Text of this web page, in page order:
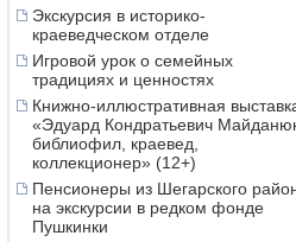
Экскурсия в историко-
краеведческом отделе
Игровой урок о семейных
традициях и ценностях
Книжно-иллюстративная
«Эдуард Кондратьевич
библиофил, краевед,
коллекционер» (12+)
Пенсионеры из Шегарского
на экскурсии в редком фонде
Пушкинки